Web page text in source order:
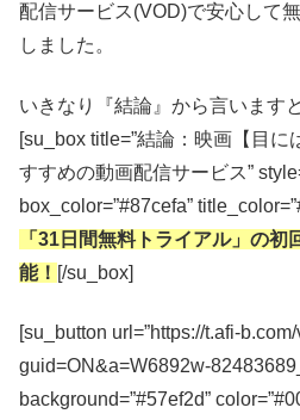
配信サービス(VOD)で安心して
しました。
いきなり『結論』から言いますと
[su_box title=”結論：映画【目
すすめの動画配信サービス”
box_color=”#87cefa”
「31日間無料トライアル」の初
能！ [/su_box]
[su_button url=”https://t.afi-
guid=ON&a=W6892w-
background=”#57ef2d”